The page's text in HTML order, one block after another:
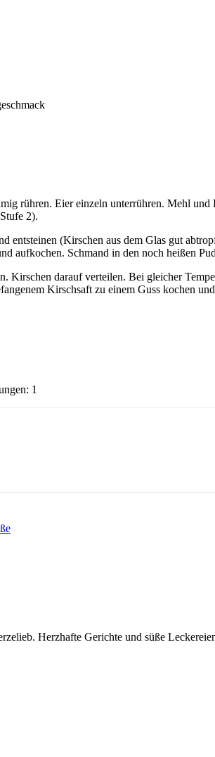
rühren. Eier einzeln unterrühren. Mehl
2).
entsteinen (Kirschen aus dem Glas gut
aufkochen. Schmand in den noch heißen
Kirschen darauf verteilen. Bei gleicher
Kirschsaft zu einem Guss kochen
1
Herzhafte Gerichte und süße